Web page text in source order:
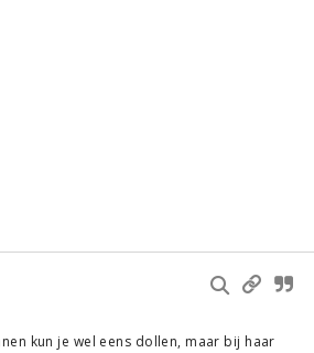
kun je wel eens dollen, maar bij haar